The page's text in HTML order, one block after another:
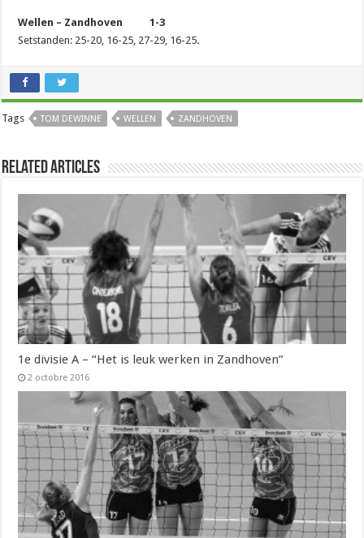
Wellen – Zandhoven 1-3
Setstanden: 25-20, 16-25, 27-29, 16-25.
Tags TOM DEWINNE WELLEN ZANDHOVEN
Related Articles
1e divisie A – “Het is leuk werken in Zandhoven”
2 octobre 2016